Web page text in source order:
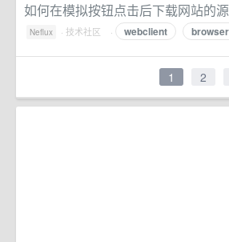
如何在模拟按钮点击后下载网站的
Neflux · 技术社区 · webclient browser
1 2